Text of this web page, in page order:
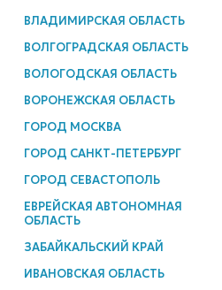
ВЛАДИМИРСКАЯ ОБЛАСТЬ
ВОЛГОГРАДСКАЯ ОБЛАСТЬ
ВОЛОГОДСКАЯ ОБЛАСТЬ
ВОРОНЕЖСКАЯ ОБЛАСТЬ
ГОРОД МОСКВА
ГОРОД САНКТ-ПЕТЕРБУРГ
ГОРОД СЕВАСТОПОЛЬ
ЕВРЕЙСКАЯ АВТОНОМНАЯ
ОБЛАСТЬ
ЗАБАЙКАЛЬСКИЙ КРАЙ
ИВАНОВСКАЯ ОБЛАСТЬ